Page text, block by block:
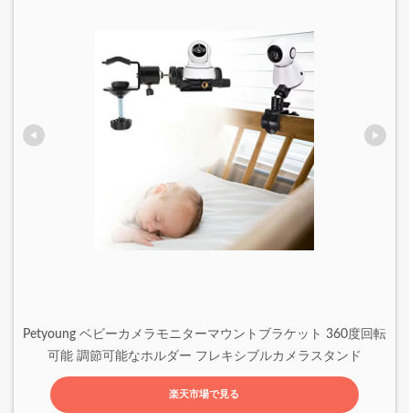
Petyoung ベビーカメラモニターマウントブラケット 360度回転
可能 調節可能なホルダー フレキシブルカメラスタンド
楽天市場で見る